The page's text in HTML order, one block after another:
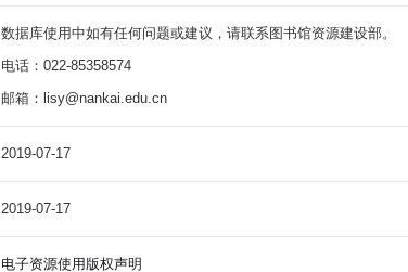
数据库使用中如有任何问题或建议，请联系图书馆资源建设部。
电话：022-85358574
邮箱：lisy@nankai.edu.cn
2019-07-17
2019-07-17
电子资源使用版权声明